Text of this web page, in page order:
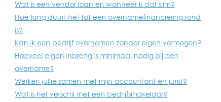
Wat is een vendor loan en wanneer is dat slim?
Hoe lang duurt het tot een overnamefinanciering rond
is?
Kan ik een bedrijf overnemen zonder eigen vermogen?
Hoeveel eigen inbreng is minimaal nodig bij een
overname?
Werken jullie samen met mijn accountant en jurist?
Wat is het verschil met een bedrijfsmakelaar?